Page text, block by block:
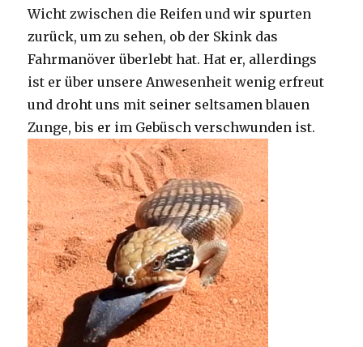
Wicht zwischen die Reifen und wir spurten
zurück, um zu sehen, ob der Skink das
Fahrmanöver überlebt hat. Hat er, allerdings
ist er über unsere Anwesenheit wenig erfreut
und droht uns mit seiner seltsamen blauen
Zunge, bis er im Gebüsch verschwunden ist.